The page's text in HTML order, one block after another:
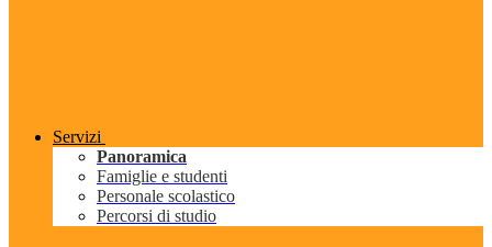
Servizi
Panoramica
Famiglie e studenti
Personale scolastico
Percorsi di studio